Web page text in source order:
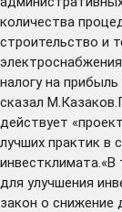
количества
строительство и
налогу на
сказал
действует
лучших практик в
инвестклимата.«В
для улучшения
закон о снижение